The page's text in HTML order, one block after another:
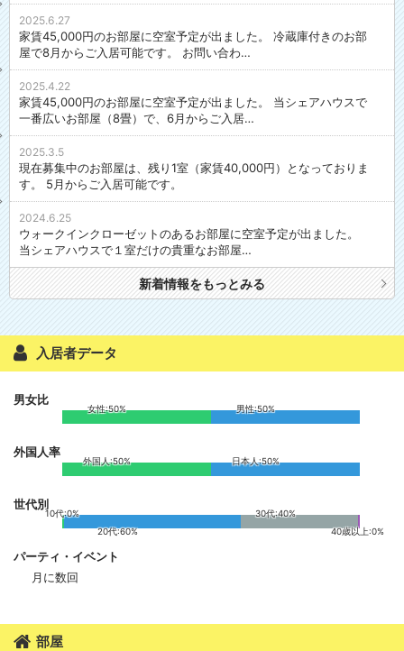
間でも安心して湯船につかっていただけます。
ボタン一つで自動でお湯がはれて楽チンです。追い炊き機能も付いてま
す。
主な共用設備
大型テレビ（CSデジタル放送対応）、ドラム式洗濯乾燥機、電子レン
ジ、オーブントースター、炊飯器、冷蔵庫、ウォーターサーバー、ワイ
ンセラー、IHクッキングヒーター、食器、調理器具、掃除機、アイロ
ン、アイロン台など
インターネット環境は、全室Wi-Fi利用（無料）
リビングのパソコンスペースでは、10ギガの高速光回線もご利用いただ
けます。
★★個室でもゆっくり★★
全室鍵付でセキュリティ面も安心。
や映画・ドラマなど個室で楽しめます
快適さとオシャレを兼ね備えた人気のシェアハウスです。
直接お越しいただくのが難しい方には、オンラインでのご見学にも対応
しています。
ご質問・ご見学などぜひお気軽にお問い合わせください！
2025.6.27
家賃45,000円のお部屋に空室予定が出ました。 冷蔵庫付きのお部
屋で8月からご入居可能です。 お問い合わ…
2025.4.22
家賃45,000円のお部屋に空室予定が出ました。 当シェアハウスで
一番広いお部屋（8畳）で、6月からご入居…
2025.3.5
現在募集中のお部屋は、残り1室（家賃40,000円）となっておりま
す。 5月からご入居可能です。
2024.6.25
ウォークインクローゼットのあるお部屋に空室予定が出ました。
当シェアハウスで１室だけの貴重なお部屋…
新着情報をもっとみる
入居者データ
男女比
女性:50% 男性:50%
外国人率
外国人:50% 日本人:50%
世代別
10代:0%
20代:60%
30代:40%
40歳以上:0%
パーティ・イベント
月に数回
部屋